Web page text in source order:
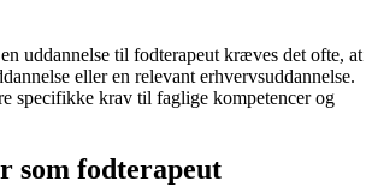
uddannelse til fodterapeut kræves det ofte, at
eller en relevant erhvervsuddannelse.
specifikke krav til faglige kompetencer og
som fodterapeut